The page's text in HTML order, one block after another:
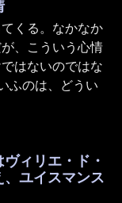
てくる。なかなか
、こういう心情
はないのではな
ふのは、どうい
ィリエ・ド・
、ユイスマンス